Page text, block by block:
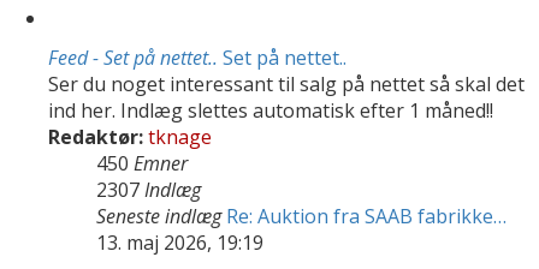
Feed - Set på nettet.. Set på nettet..
Ser du noget interessant til salg på nettet så skal det
ind her. Indlæg slettes automatisk efter 1 måned!!
Redaktør:tknage
450 Emner
2307Indlæg
Seneste indlæg Re: Auktion fra SAAB fabrikke…
13. maj 2026, 19:19